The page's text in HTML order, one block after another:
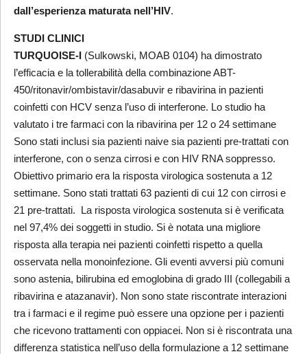
dall’esperienza maturata nell’HIV.
STUDI CLINICI
TURQUOISE-I (Sulkowski, MOAB 0104) ha dimostrato
l’efficacia e la tollerabilità della combinazione ABT-
450/ritonavir/ombistavir/dasabuvir e ribavirina in pazienti
coinfetti con HCV senza l’uso di interferone. Lo studio ha
valutato i tre farmaci con la ribavirina per 12 o 24 settimane
Sono stati inclusi sia pazienti naive sia pazienti pre-trattati con
interferone, con o senza cirrosi e con HIV RNA soppresso.
Obiettivo primario era la risposta virologica sostenuta a 12
settimane. Sono stati trattati 63 pazienti di cui 12 con cirrosi e
21 pre-trattati. La risposta virologica sostenuta si è verificata
nel 97,4% dei soggetti in studio. Si è notata una migliore
risposta alla terapia nei pazienti coinfetti rispetto a quella
osservata nella monoinfezione. Gli eventi avversi più comuni
sono astenia, bilirubina ed emoglobina di grado III (collegabili a
ribavirina e atazanavir). Non sono state riscontrate interazioni
tra i farmaci e il regime può essere una opzione per i pazienti
che ricevono trattamenti con oppiacei. Non si è riscontrata una
differenza statistica nell’uso della formulazione a 12 settimane